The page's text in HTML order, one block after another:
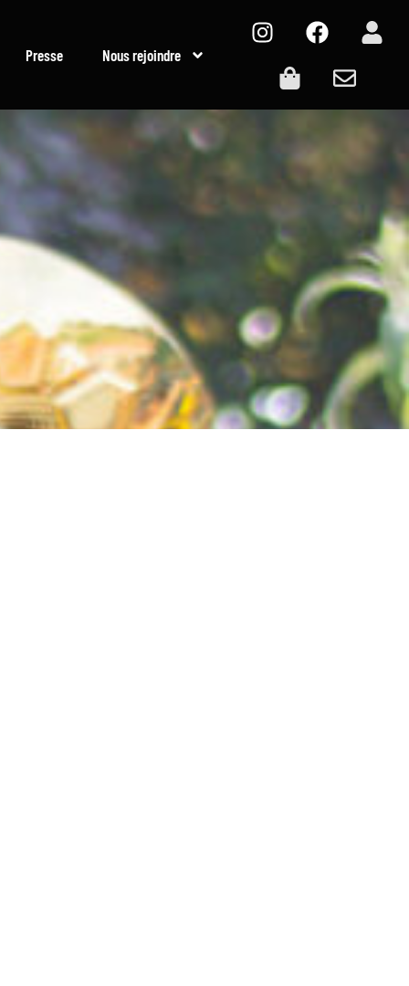
Presse Nous rejoindre